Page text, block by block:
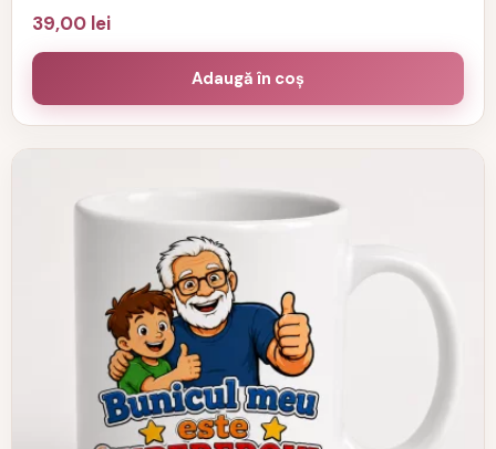
39,00 lei
Adaugă în coș